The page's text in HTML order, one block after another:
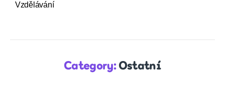
Vzdělávání
Category: Ostatní